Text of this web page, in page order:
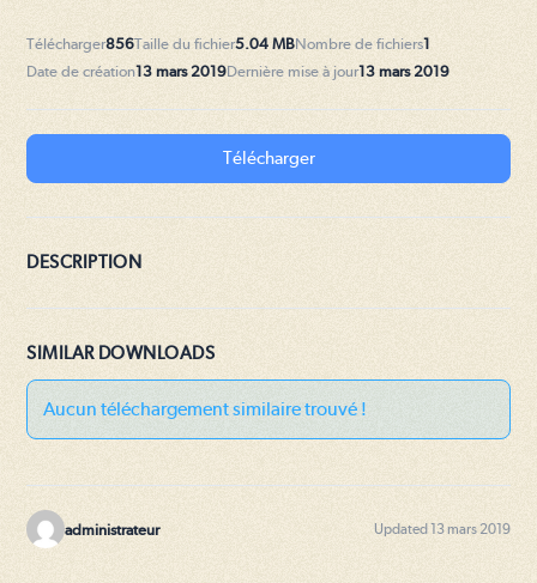
Télécharger856Taille du fichier5.04 MBNombre de fichiers1
Date de création13 mars 2019Dernière mise à jour13 mars 2019
Télécharger
DESCRIPTION
SIMILAR DOWNLOADS
Aucun téléchargement similaire trouvé !
administrateur Updated 13 mars 2019